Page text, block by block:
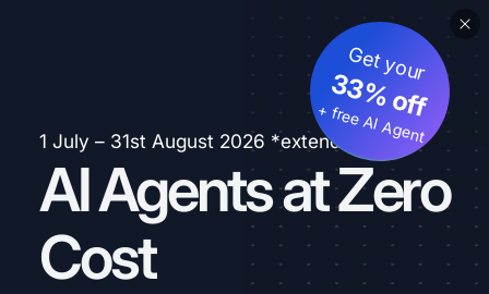
1 July – 31st August 2026 *extended
AI Agents at Zero
Cost
Get your
33% off
+ free AI Agent